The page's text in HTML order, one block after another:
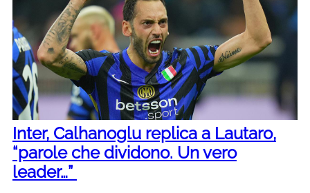
Inter, Calhanoglu replica a Lautaro,
“parole che dividono. Un vero
leader…”